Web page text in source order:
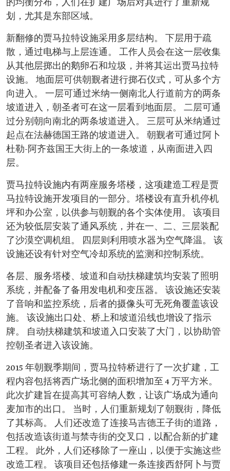
的均衡分布，人们在扩建广场后对其进行了重新规
划，尤其是东部区域。
新翻修的贾马拉特设施采用多层结构。 下层用于疏
散，通过电梯与上层连通。 工作人员会在这一层收集
从其他层掷出的鹅卵石和垃圾，并将其运出贾马拉特
设施。 地面层可供朝觐者进行掷石仪式，可从多个方
向进入。 一层可通过米纳一侧南北人行道前方的两条
坡道进入，朝圣者可在这一层看到地面层。 二层可通
过分别朝向南北的两条坡道进入。 三层可从米纳通过
起点在法赫德国王路的坡道进入。 朝觐者可通过阿卜
杜勒-阿齐兹国王大街上的一条坡道，从南面进入四
层。
贾马拉特设施内有两座服务塔楼，这项建造工程是贾
马拉特设施开发项目的一部分。塔楼设有直升机停机
坪和办公室，以供参与朝觐的各个实体使用。 该项目
还为较低层安装了通风系统，并在一、二、三层装配
了沙漠空调机组。 四层则利用喷水器为空气降温。 该
设施还设有针对空气冷却系统的监测和控制系统。
各层、服务塔楼、坡道和自动扶梯建筑均安装了照明
系统，并配备了备用发电机和变压器。 该设施还安装
了音响和监控系统，后者的摄像头可无死角覆盖该设
施。 该设施出口处、桥上和坡道沿线也增设了指示
牌。 自动扶梯建筑和坡道入口安装了大门，以协助管
控朝圣者进入该设施。
2015 年朝觐季期间，贾马拉特桥进行了一次扩建，工
程内容包括将西广场北侧的面积增加至 4 万平方米。
此次扩建旨在提高其可容纳人数，让该广场成为通向
麦加市的出口。 当时，人们重新规划了朝觐街，降低
了其标高。 人们还改造了连接马吉德王子街的道路，
包括改造该街道与禁寺街的交叉口，以配合新的扩建
工程。 此外，人们还移除了一座山，以便于实施这些
改造工程。 该项目还包括修建一条连接西舒阿卜与贾